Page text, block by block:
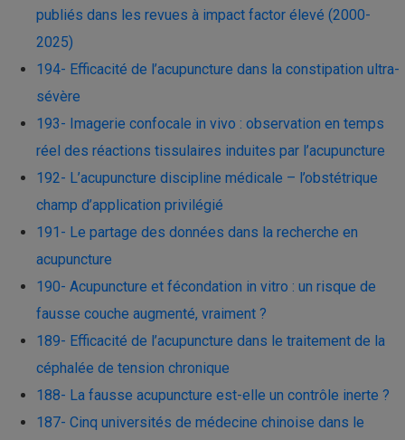
publiés dans les revues à impact factor élevé (2000-
2025)
194- Efficacité de l’acupuncture dans la constipation ultra-
sévère
193- Imagerie confocale in vivo : observation en temps
réel des réactions tissulaires induites par l’acupuncture
192- L’acupuncture discipline médicale – l’obstétrique
champ d’application privilégié
191- Le partage des données dans la recherche en
acupuncture
190- Acupuncture et fécondation in vitro : un risque de
fausse couche augmenté, vraiment ?
189- Efficacité de l’acupuncture dans le traitement de la
céphalée de tension chronique
188- La fausse acupuncture est-elle un contrôle inerte ?
187- Cinq universités de médecine chinoise dans le